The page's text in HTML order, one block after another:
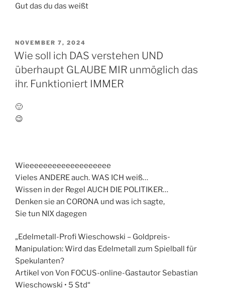
Gut das du das weißt
VERÖFFENTLICHT
AM
NOVEMBER 7, 2024
Wie soll ich DAS verstehen UND
überhaupt GLAUBE MIR unmöglich das
ihr. Funktioniert IMMER
🙂
😉
Wieeeeeeeeeeeeeeeeeee
Vieles ANDERE auch. WAS ICH weiß…
Wissen in der Regel AUCH DIE POLITIKER…
Denken sie an CORONA und was ich sagte,
Sie tun NIX dagegen
„Edelmetall-Profi Wieschowski – Goldpreis-
Manipulation: Wird das Edelmetall zum Spielball für
Spekulanten?
Artikel von Von FOCUS-online-Gastautor Sebastian
Wieschowski • 5 Std“